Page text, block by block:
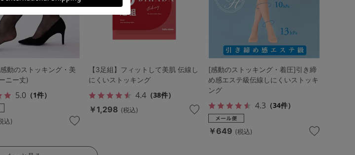
感動のストッキング・美
ニー丈)
5.0 （1件）
込)
【3足組】フィットして美肌 伝線し
にくいストッキング
4.4（38件）
￥1,298 (税込)
[感動のストッキング・着圧]引き締
め感エステ級伝線しにくいストッキ
ング
4.3 （34件）
￥649 (税込)